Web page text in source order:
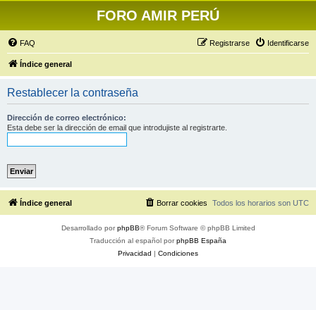
FORO AMIR PERÚ
FAQ Identificarse
Registrarse
Índice general
Restablecer la contraseña
Dirección de correo electrónico:
Esta debe ser la dirección de email que introdujiste al registrarte.
Índice general Todos los horarios son UTC
Borrar cookies
Desarrollado porphpBB® Forum Software © phpBB Limited
Traducción al español porphpBB España
Privacidad | Condiciones